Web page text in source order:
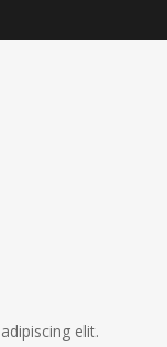
elit.